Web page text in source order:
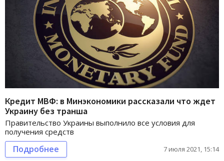
Кредит МВФ: в Минэкономики рассказали что ждет
Украину без транша
Правительство Украины выполнило все условия для
получения средств
Подробнее 7 июля 2021, 15:14